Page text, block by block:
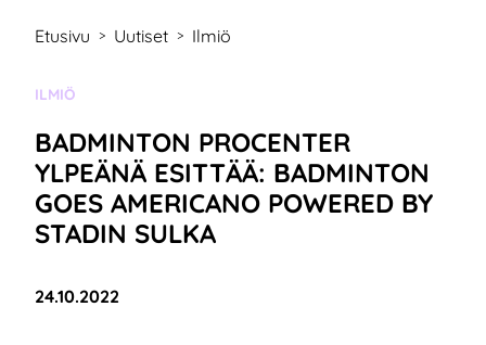
Etusivu > Uutiset > Ilmiö
KATEGORIA:
ILMIÖ
BADMINTON PROCENTER
YLPEÄNÄ ESITTÄÄ: BADMINTON
GOES AMERICANO POWERED BY
STADIN SULKA
Julkaistu:
24.10.2022